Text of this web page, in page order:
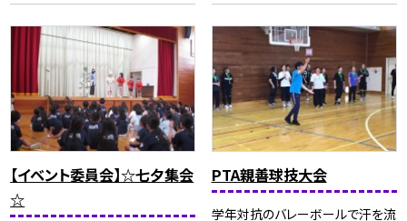
【イベント委員会】☆七夕集会
☆
PTA親善球技大会
学年対抗のバレーボールで汗を流